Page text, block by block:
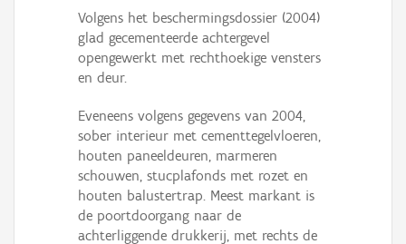
Volgens het beschermingsdossier (2004)
glad gecementeerde achtergevel
opengewerkt met rechthoekige vensters
en deur.
Eveneens volgens gegevens van 2004,
sober interieur met cementtegelvloeren,
houten paneeldeuren, marmeren
schouwen, stucplafonds met rozet en
houten balustertrap. Meest markant is
de poortdoorgang naar de
achterliggende drukkerij, met rechts de